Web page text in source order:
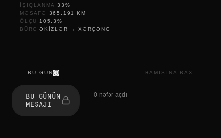
IŞIQLANMA 33 %
MƏSAFƏ
365,191
KM
ÖLÇÜ
105.3%
BÜRC
ƏKIZLƏR →XƏRÇƏNG
BU GÜN HAMISINA BAX
l
e
t
BU GÜNÜN
MESAJI
0 nəfər açdı